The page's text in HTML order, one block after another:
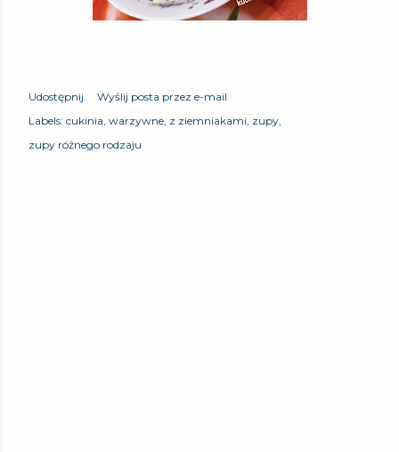
Udostępnij
Wyślij posta przez e-mail
Labels: cukinia warzywne z ziemniakami zupy
zupy różnego rodzaju